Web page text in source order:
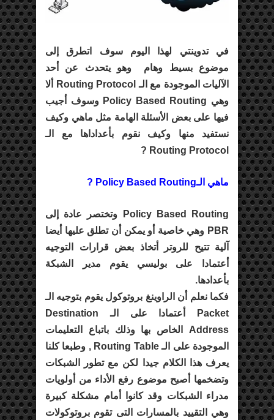
في تدوينتي لهذا اليوم سوف اتطرق إلى
موضوع بسيط وهام وهو يتحدث عن أحد
الآليات الموجودة مع الـ Routing Protocol ألا
وهي Policy Based Routing وسوف أجيب
فيها على بعض الأسئلة الهامة مثل ماهي وكيف
نستفيد منها وكيف نقوم بأعداداها مع الـ
Routing Protocol ?
ماهي الـPolicy Based Routing ?
Policy Based Routing وتختصر عادة إلى
PBR وهي خاصية أو يمكن أن تطلق عليها أيضا
آلية تتيح للروتر أتخاذ بعض قرارات التوجيه
أعتمادا على بوليسي يقوم مدير الشبكة
بأعدادها.
فكما نعلم أن الراوينغ بروتوكول يقوم بتوجيه الـ
Packet أعتمادا على الـ Destination
Address الخاص بها وذلك باتباع التعليمات
الموجودة على الـ Routing Table , وطبعا كلنا
يعرف هذا الكلام جيدا لكن مع تطور الشبكات
وتضخمها أصبح موضوع رفع الأداء من أولويات
مدراء الشبكات وقد كانوا أمام مشكلة كبيرة
وهي التقييد بالمسارات التى تقوم بروتوكولات